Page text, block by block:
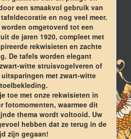
een smaakvol gebruik van
en nog veel meer.
omgetoverd tot een
de jaren 1920, compleet met
rekwisieten en zachte
De tafels worden elegant
witte struisvogelveren of
uitsparingen met zwart-witte
toe met onze rekwisieten in
fotomomenten, waarmee dit
thema wordt voltooid. Uw
hebben dat ze terug in de
zijn gegaan!